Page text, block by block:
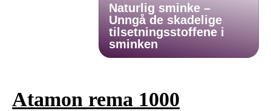
Naturlig sminke –
Unngå de skadelige
tilsetningsstoffene i
sminken
Atamon rema 1000